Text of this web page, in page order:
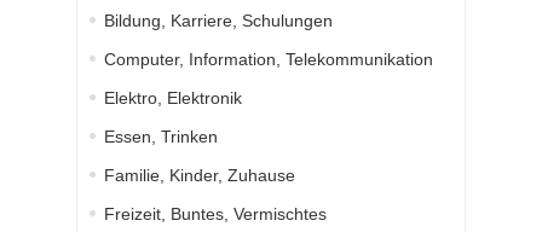
Bildung, Karriere, Schulungen
Computer, Information, Telekommunikation
Elektro, Elektronik
Essen, Trinken
Familie, Kinder, Zuhause
Freizeit, Buntes, Vermischtes